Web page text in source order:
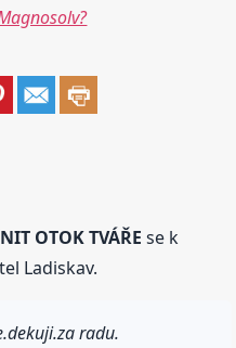
OTOK TVÁŘE se k
Ladiskav.
radu.